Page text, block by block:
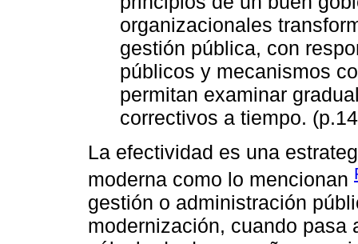
organizacionales
gestión pública, con
públicos y mecanismos
permitan examinar
correctivos a tiempo.
La efectividad es una
moderna como lo mencionan
gestión o administración
modernización, cuando pasa